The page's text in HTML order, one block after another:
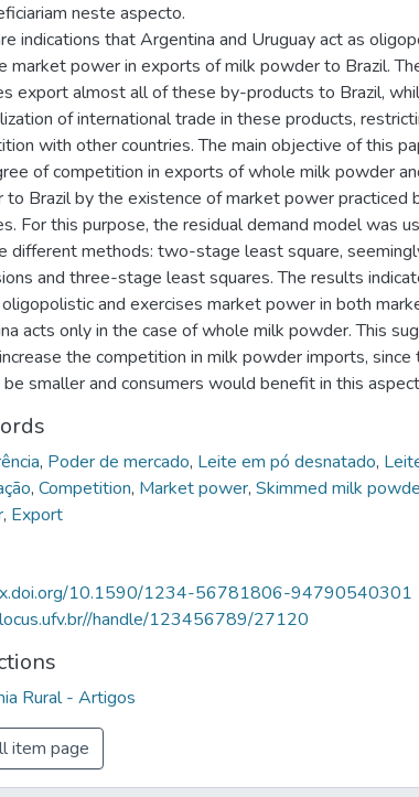
neste aspecto.
indications that Argentina and Uruguay act as
market power in exports of milk powder to Brazil.
export almost all of these by-products to Brazil,
of international trade in these products,
with other countries. The main objective of this
of competition in exports of whole milk powder
to Brazil by the existence of market power practiced
For this purpose, the residual demand model was
different methods: two-stage least square,
and three-stage least squares. The results
and exercises market power in both
acts only in the case of whole milk powder. This
the competition in milk powder imports,
smaller and consumers would benefit in this
, Poder de mercado, Leite em pó desnatado,
, Competition, Market power, Skimmed milk
, Export
10.1590/1234-56781806-94790540301
handle/123456789/27120
Rural - Artigos
item page